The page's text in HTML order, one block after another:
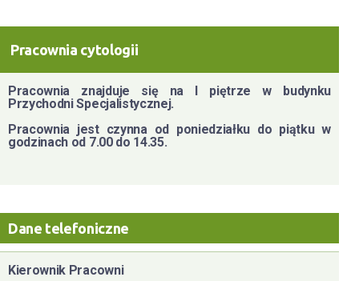
Pracownia cytologii
Pracownia znajduje się na I piętrze w budynku
Przychodni Specjalistycznej.
Pracownia jest czynna od poniedziałku do piątku w
godzinach od 7.00 do 14.35.
Dane telefoniczne
Kierownik Pracowni